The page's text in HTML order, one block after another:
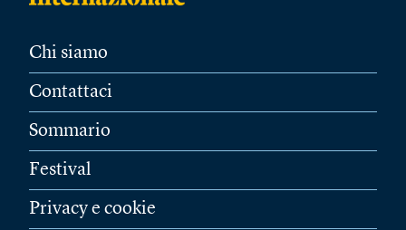
Chi siamo
Contattaci
Sommario
Festival
Privacy e cookie